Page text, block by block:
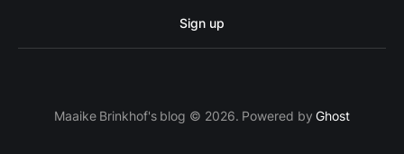
Sign up
Maaike Brinkhof's blog © 2026. Powered byGhost